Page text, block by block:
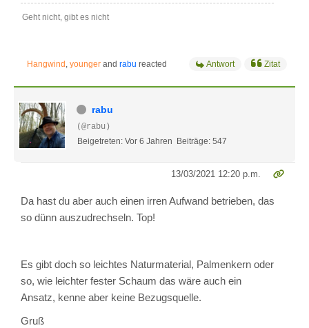
Geht nicht, gibt es nicht
Hangwind , younger and rabu reacted Antwort Zitat
rabu
(@rabu)
Beigetreten: Vor 6 Jahren
Beiträge: 547
13/03/2021 12:20 p.m.
Da hast du aber auch einen irren Aufwand betrieben, das
so dünn auszudrechseln. Top!
Es gibt doch so leichtes Naturmaterial, Palmenkern oder
so, wie leichter fester Schaum das wäre auch ein
Ansatz, kenne aber keine Bezugsquelle.
Gruß